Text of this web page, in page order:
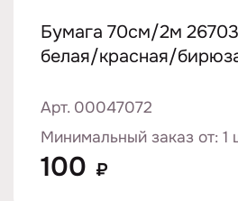
Бумага 70см/2м
белая/красная/
Арт. 00047072
Минимальный заказ от: 1
100 ₽